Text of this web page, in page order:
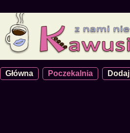
Główna Poczekalnia Dodaj